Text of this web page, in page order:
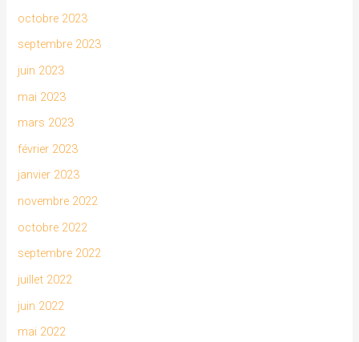
octobre 2023
septembre 2023
juin 2023
mai 2023
mars 2023
février 2023
janvier 2023
novembre 2022
octobre 2022
septembre 2022
juillet 2022
juin 2022
mai 2022